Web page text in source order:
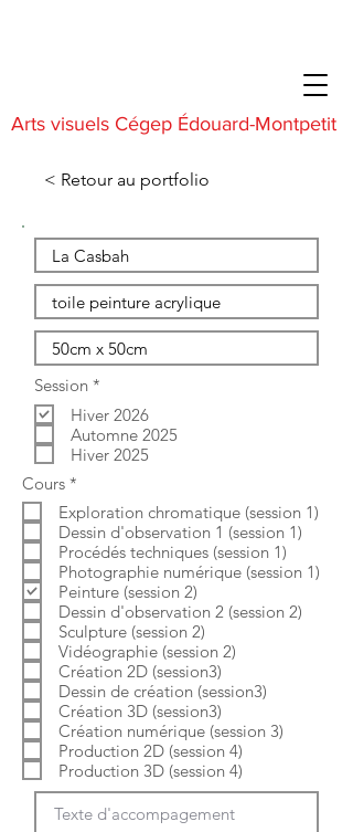
Arts visuels Cégep Édouard-Montpetit
< Retour au portfolio
Session *
l
i
g
a
i
r
e
Hiver 2026
Automne 2025
Hiver 2025
Cours *
l
i
g
a
t
o
i
r
e
Exploration chromatique (session 1)
Dessin d'observation 1 (session 1)
Procédés techniques (session 1)
Photographie numérique (session 1)
Peinture (session 2)
Dessin d'observation 2 (session 2)
Sculpture (session 2)
Vidéographie (session 2)
Création 2D (session3)
Dessin de création (session3)
Création 3D (session3)
Création numérique (session 3)
Production 2D (session 4)
Production 3D (session 4)
Texte d'accompagement